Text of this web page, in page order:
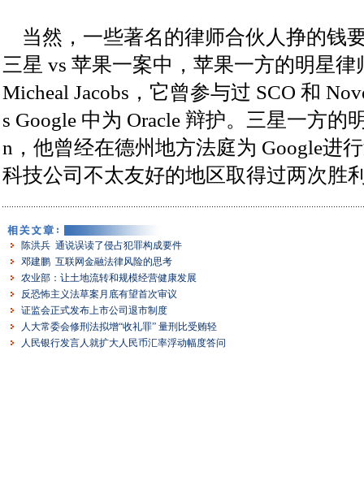
当然，一些著名的律师合伙人挣的钱
三星 vs 苹果一案中，苹果一方的明星律
Micheal Jacobs，它曾参与过 SCO 和
s Google 中为 Oracle 辩护。三星一方的
n，他曾经在德州地方法庭为 Google进
科技公司不太友好的地区取得过两次胜
陈洪兵 通说误读了侵占犯罪构成要件
邓建鹏 互联网金融法律风险的思考
农业部：让土地流转和规模经营健康发展
反恐怖主义法草案月底有望首次审议
证监会正式发布上市公司退市制度
人大常委会修刑法拟增“收礼罪” 量刑比受贿轻
人民银行发言人就扩大人民币汇率浮动幅度答问